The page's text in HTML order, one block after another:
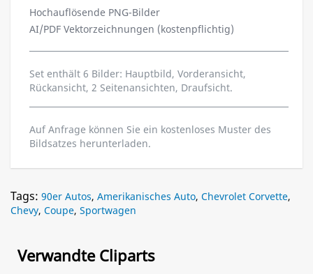
Hochauflösende PNG-Bilder
AI/PDF Vektorzeichnungen (kostenpflichtig)
Set enthält 6 Bilder: Hauptbild, Vorderansicht,
Rückansicht, 2 Seitenansichten, Draufsicht.
Auf Anfrage können Sie ein kostenloses Muster des
Bildsatzes herunterladen.
Tags: 90er Autos, Amerikanisches Auto, Chevrolet Corvette,
Chevy, Coupe, Sportwagen
Verwandte Cliparts